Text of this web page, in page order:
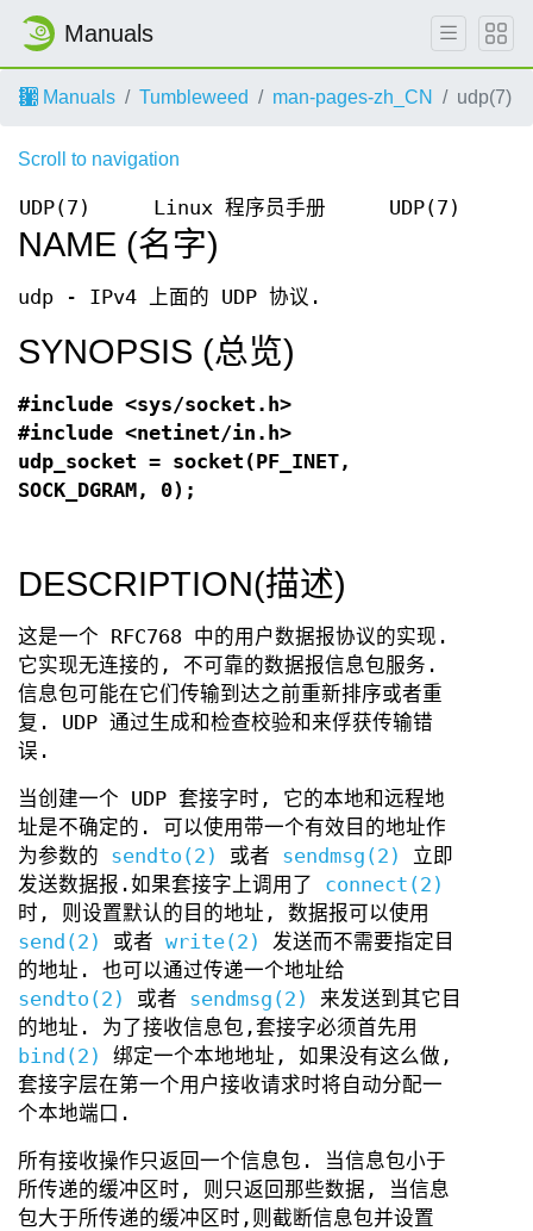
Manuals
Manuals Tumbleweed man-pages-zh_CN udp(7)
Scroll to navigation
UDP(7) Linux 程序员手册 UDP(7)
NAME (名字)
udp - IPv4 上面的 UDP 协议.
SYNOPSIS (总览)
#include <sys/socket.h>
#include <netinet/in.h>
udp_socket = socket(PF_INET,
SOCK_DGRAM, 0);
DESCRIPTION(描述)
这是一个 RFC768 中的用户数据报协议的实现.
它实现无连接的, 不可靠的数据报信息包服务.
信息包可能在它们传输到达之前重新排序或者重
复. UDP 通过生成和检查校验和来俘获传输错
误.
当创建一个 UDP 套接字时, 它的本地和远程地
址是不确定的. 可以使用带一个有效目的地址作
为参数的 sendto(2) 或者 sendmsg(2)
立即
发送数据报.如果套接字上调用了 connect(2)
时, 则设置默认的目的地址, 数据报可以使用
send(2)
或者 write(2)
发送而不需要指定目
的地址. 也可以通过传递一个地址给
sendto(2)
或者 sendmsg(2)
来发送到其它目
的地址. 为了接收信息包,套接字必须首先用
bind(2)
绑定一个本地地址, 如果没有这么做,
套接字层在第一个用户接收请求时将自动分配一
个本地端口.
所有接收操作只返回一个信息包. 当信息包小于
所传递的缓冲区时, 则只返回那些数据, 当信息
包大于所传递的缓冲区时,则截断信息包并设置